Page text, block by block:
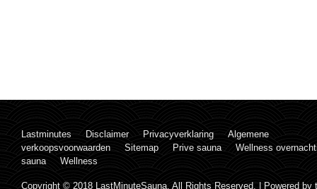
Lastminutes Disclaimer Privacyverklaring
Algemene
verkoopsvoorwaarden
Sitemap Prive sauna
Wellness
sauna
Wellness
Copyright © 2018 LastMinuteSauna. All Rights Reserved. | Powered by